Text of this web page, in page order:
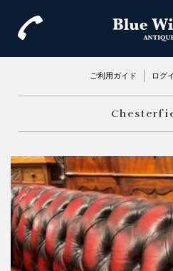
ご利用ガイド ログ